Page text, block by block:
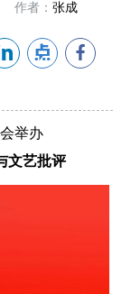
作者： 张成
举办
文艺批评